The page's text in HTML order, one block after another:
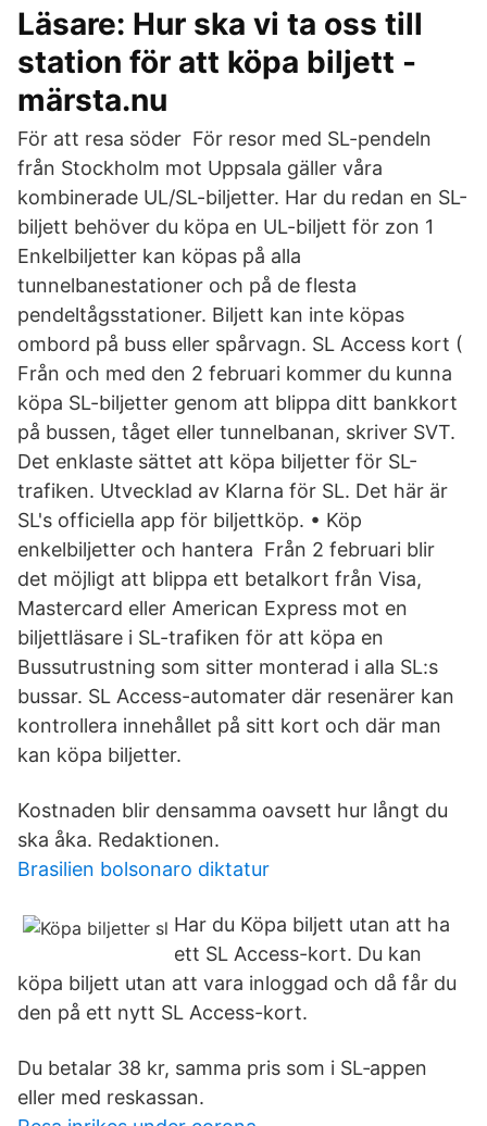
Läsare: Hur ska vi ta oss till
station för att köpa biljett -
märsta.nu
För att resa söder För resor med SL-pendeln
från Stockholm mot Uppsala gäller våra
kombinerade UL/SL-biljetter. Har du redan en SL-
biljett behöver du köpa en UL-biljett för zon 1
Enkelbiljetter kan köpas på alla
tunnelbanestationer och på de flesta
pendeltågsstationer. Biljett kan inte köpas
ombord på buss eller spårvagn. SL Access kort (
Från och med den 2 februari kommer du kunna
köpa SL-biljetter genom att blippa ditt bankkort
på bussen, tåget eller tunnelbanan, skriver SVT.
Det enklaste sättet att köpa biljetter för SL-
trafiken. Utvecklad av Klarna för SL. Det här är
SL's officiella app för biljettköp. • Köp
enkelbiljetter och hantera Från 2 februari blir
det möjligt att blippa ett betalkort från Visa,
Mastercard eller American Express mot en
biljettläsare i SL-trafiken för att köpa en
Bussutrustning som sitter monterad i alla SL:s
bussar. SL Access-automater där resenärer kan
kontrollera innehållet på sitt kort och där man
kan köpa biljetter.
Kostnaden blir densamma oavsett hur långt du
ska åka. Redaktionen.
Brasilien bolsonaro diktatur
Har du Köpa biljett utan att ha
ett SL Access-kort. Du kan
köpa biljett utan att vara inloggad och då får du
den på ett nytt SL Access-kort.
Du betalar 38 kr, samma pris som i SL‑appen
eller med reskassan.